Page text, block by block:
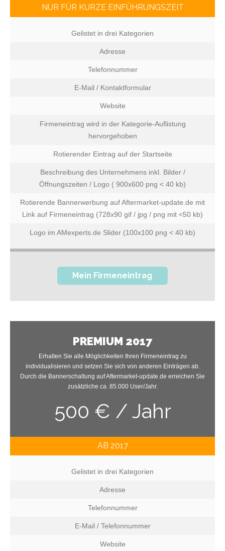
NUR FÜR KURZE EINFÜHRUNGSZEIT
Gelistet in drei Kategorien
Adresse
Telefonnummer
E-Mail / Kontaktformular
Website
Firmeneintrag wird in der Kategorie-Auflistung
hervorgehoben
Rotierender Eintrag auf der Startseite
Beschreibung des Unternehmens inkl. Bilder /
Öffnungszeiten / Logo ( 900x600 png < 40 kb)
Rotierende Bannerwerbung auf Aftermarket-update.de mit
Link auf Firmeneintrag (728x90 gif / jpg / png mit <50 kb)
Logo im AMexperts.de Slider (100x100 png < 40 kb)
Mein Firmeneintrag
PREMIUM 2017
Erhalten Sie alle Möglichkeiten Ihren Firmeneintrag zu
individualisieren und setzen Sie sich von anderen Einträgen ab.
Durch die Bannerschaltung auf Aftermarket-update.de erreichen Sie
zusätzliche ca. 85.000 User/Jahr.
500 € / Jahr
AB 2017
Gelistet in drei Kategorien
Adresse
Telefonnummer
E-Mail / Telefonnummer
Website